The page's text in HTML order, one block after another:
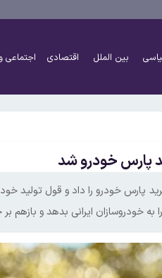
بین الملل اقتصادی اجتماعی
پارس خودرو شد
پارس خودرو را داد و قول تولید
خودروسازان ایرانی بدهد و